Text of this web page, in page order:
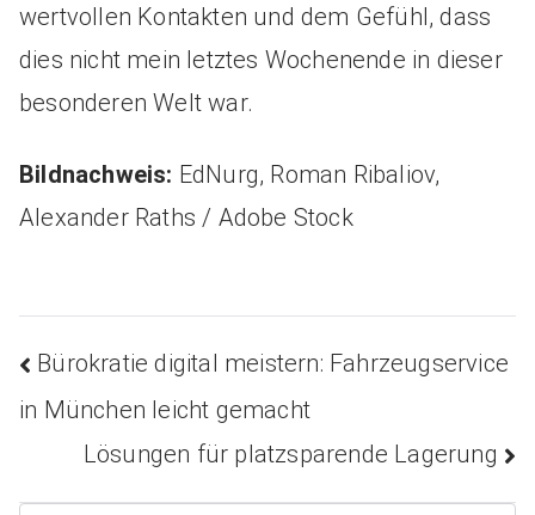
wertvollen Kontakten und dem Gefühl, dass
dies nicht mein letztes Wochenende in dieser
besonderen Welt war.
Bildnachweis: EdNurg, Roman Ribaliov,
Alexander Raths / Adobe Stock
Bürokratie digital meistern: Fahrzeugservice
in München leicht gemacht
Lösungen für platzsparende Lagerung